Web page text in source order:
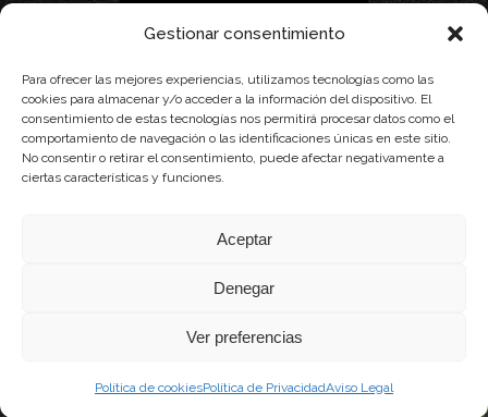
Gestionar consentimiento
Para ofrecer las mejores experiencias, utilizamos tecnologías como las
cookies para almacenar y/o acceder a la información del dispositivo. El
consentimiento de estas tecnologías nos permitirá procesar datos como el
comportamiento de navegación o las identificaciones únicas en este sitio.
No consentir o retirar el consentimiento, puede afectar negativamente a
ciertas características y funciones.
Aceptar
Denegar
Ver preferencias
Política de cookiesPolítica de PrivacidadAviso Legal
La gestión de la DOP Lanzarote realizada por este Consejo Regulador es financiada,
con fondos provenientes del presupuesto de gastos del Instituto Canario de
Calidad Agroalimentaria